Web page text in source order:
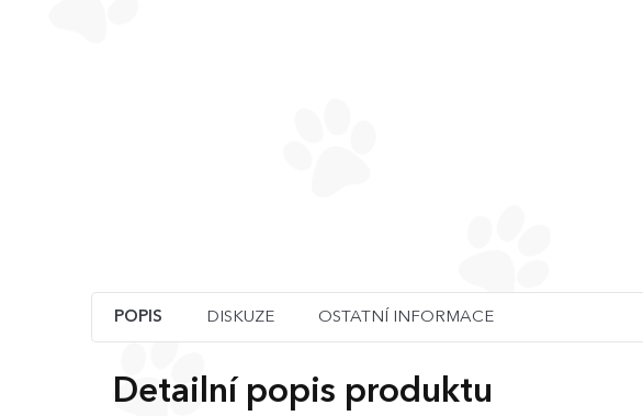
POPIS DISKUZE OSTATNÍ INFORMACE
Detailní popis produktu